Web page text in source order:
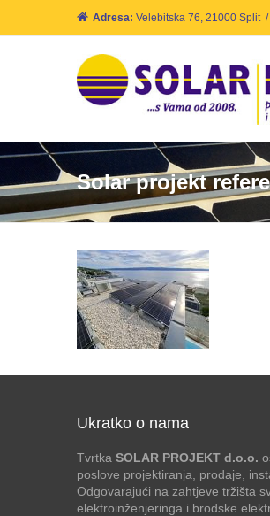
Adresa: Velebitska 76, 21000 Split /
Solar projekt
Ukratko o nama
Tvrtka SOLAR PROJEKT d.o.o.
poslove projektiranja, prodaje,
Odgovarajući na zahtjeve tržišta
elektroinženjeringa i brodske